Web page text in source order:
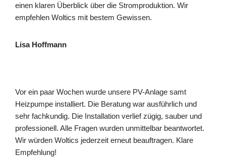
einen klaren Überblick über die Stromproduktion. Wir
empfehlen Woltics mit bestem Gewissen.
Lisa Hoffmann
Vor ein paar Wochen wurde unsere PV-Anlage samt
Heizpumpe installiert. Die Beratung war ausführlich und
sehr fachkundig. Die Installation verlief zügig, sauber und
professionell. Alle Fragen wurden unmittelbar beantwortet.
Wir würden Woltics jederzeit erneut beauftragen. Klare
Empfehlung!